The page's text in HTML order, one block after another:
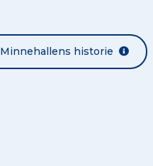
Minnehallens historie